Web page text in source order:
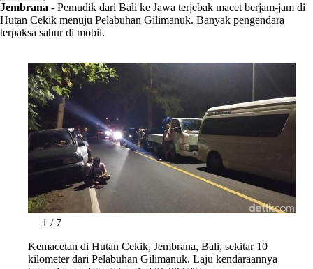
Jembrana - Pemudik dari Bali ke Jawa terjebak macet berjam-jam di
Hutan Cekik menuju Pelabuhan Gilimanuk. Banyak pengendara
terpaksa sahur di mobil.
1 / 7
Kemacetan di Hutan Cekik, Jembrana, Bali, sekitar 10
kilometer dari Pelabuhan Gilimanuk. Laju kendaraannya